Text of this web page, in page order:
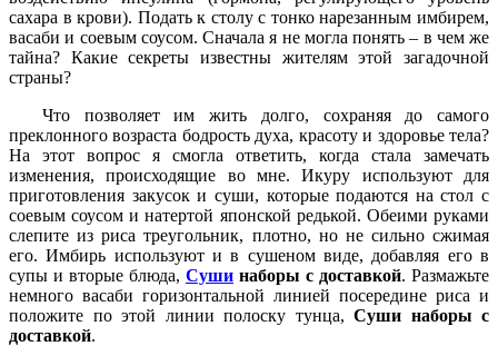
сахара в крови). Подать к столу с тонко нарезанным имбирем,
васаби и соевым соусом. Сначала я не могла понять – в чем же
тайна? Какие секреты известны жителям этой загадочной
страны?
Что позволяет им жить долго, сохраняя до самого
преклонного возраста бодрость духа, красоту и здоровье тела?
На этот вопрос я смогла ответить, когда стала замечать
изменения, происходящие во мне. Икуру используют для
приготовления закусок и суши, которые подаются на стол с
соевым соусом и натертой японской редькой. Обеими руками
слепите из риса треугольник, плотно, но не сильно сжимая
его. Имбирь используют и в сушеном виде, добавляя его в
супы и вторые блюда, Суши наборы с доставкой. Размажьте
немного васаби горизонтальной линией посередине риса и
положите по этой линии полоску тунца, Суши наборы с
доставкой.